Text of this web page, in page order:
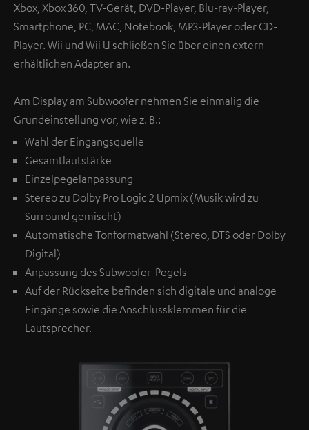
Xbox, Xbox 360, TV-Gerät, DVD-Player, Blu-ray-Player,
Smartphone, PC, MAC, Notebook, MP3-Player oder CD-
Player. Wii und Wii U schließen Sie über einen extern
erhältlichen Adapter an.
Am Display am Subwoofer nehmen Sie einmalig die
Grundeinstellung vor, wie z. B.:
Wahl der Eingangsquelle
Gesamtlautstärke
Einzelpegelanpassung
Stereo zu Dolby Pro Logic 2 Upmix (Musik wird zu
Surround gemischt)
Automatische Tonformatwahl (Stereo, DTS oder Dolby
Digital)
Anpassung des Subwoofer-Pegels
Auf der Rückseite befinden sich digitale und analoge
Eingänge sowie die Anschlussklemmen für die
Lautsprecher.